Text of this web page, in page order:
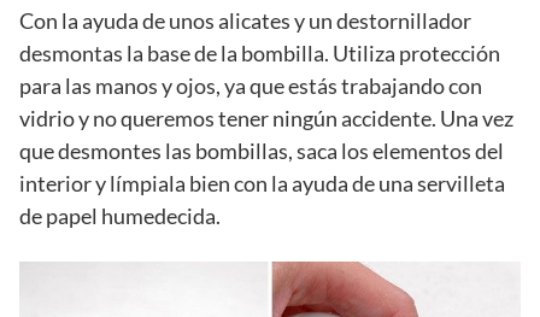
Con la ayuda de unos alicates y un destornillador
desmontas la base de la bombilla. Utiliza protección
para las manos y ojos, ya que estás trabajando con
vidrio y no queremos tener ningún accidente. Una vez
que desmontes las bombillas, saca los elementos del
interior y límpiala bien con la ayuda de una servilleta
de papel humedecida.